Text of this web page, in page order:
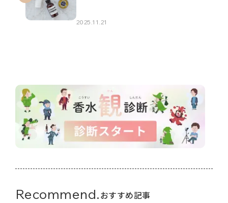
2025.11.21
Recommend.おすすめ記事